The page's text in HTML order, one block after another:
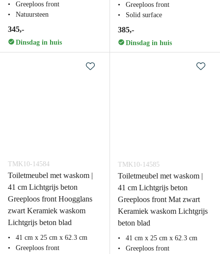
Greeploos front
Natuursteen
345,-
Dinsdag in huis
Greeploos front
Solid surface
385,-
Dinsdag in huis
TMK10-14584
Toiletmeubel met waskom |
41 cm Lichtgrijs beton
Greeploos front Hoogglans
zwart Keramiek waskom
Lichtgrijs beton blad
41 cm x 25 cm x 62.3 cm
Greeploos front
TMK10-14585
Toiletmeubel met waskom |
41 cm Lichtgrijs beton
Greeploos front Mat zwart
Keramiek waskom Lichtgrijs
beton blad
41 cm x 25 cm x 62.3 cm
Greeploos front